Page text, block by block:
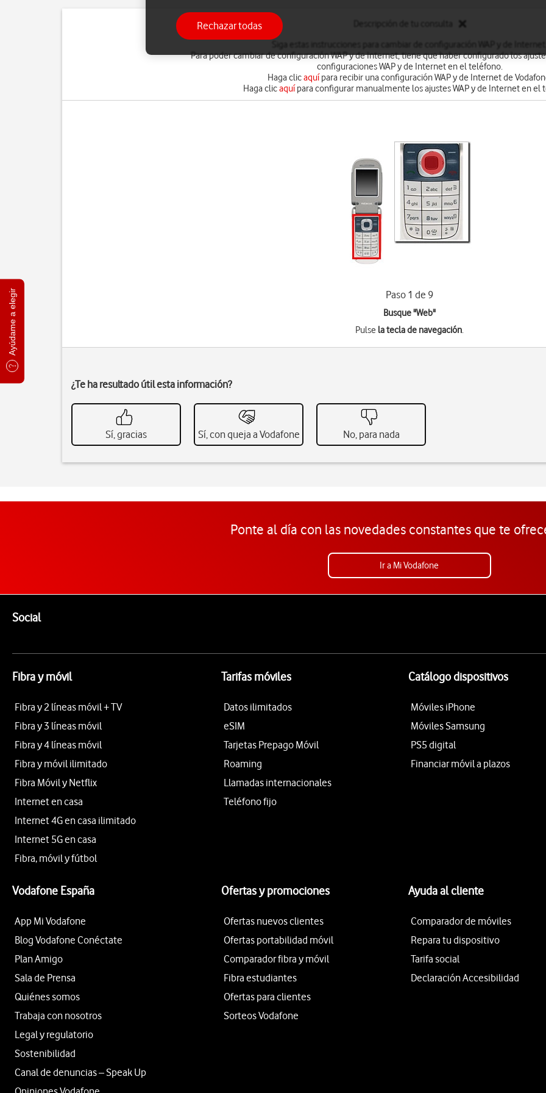
Ayúdame a elegir
Siga estas instrucciones para cambiar de configuración WAP y de Internet.
Para poder cambiar de configuración WAP y de Internet, tiene que haber configurado los
configuraciones WAP y de Internet en el teléfono.
Haga clicaquípara recibir una configuración WAP y de Internet de
Haga clicaquípara configurar manualmente los ajustes WAP y de Internet en el
Paso 1 de 9
Busque "Web"
Pulse la tecla de navegación.
¿Te ha resultado útil esta información?
Sí, gracias Sí, con queja a Vodafone No, para nada
Ponte al día con las novedades constantes que te
Ir a Mi Vodafone
SocialEnlaces a las redes sociales de Vodafone
Fibra y móvil
Fibra y 2 líneas móvil + TV
Fibra y 3 líneas móvil
Fibra y 4 líneas móvil
Fibra y móvil ilimitado
Fibra Móvil y Netflix
Internet en casa
Internet 4G en casa ilimitado
Internet 5G en casa
Fibra, móvil y fútbol
Tarifas móviles
Datos ilimitados
eSIM
Tarjetas Prepago Móvil
Roaming
Llamadas internacionales
Teléfono fijo
Catálogo dispositivos
Móviles iPhone
Móviles Samsung
PS5 digital
Financiar móvil a plazos
Vodafone España
App Mi Vodafone
Blog Vodafone Conéctate
Plan Amigo
Sala de Prensa
Quiénes somos
Trabaja con nosotros
Legal y regulatorio
Sostenibilidad
Canal de denuncias – Speak Up
Ofertas y promociones
Ofertas nuevos clientes
Ofertas portabilidad móvil
Comparador fibra y móvil
Fibra estudiantes
Ofertas para clientes
Sorteos Vodafone
Ayuda al cliente
Comparador de móviles
Repara tu dispositivo
Tarifa social
Declaración Accesibilidad
Rechazar todas